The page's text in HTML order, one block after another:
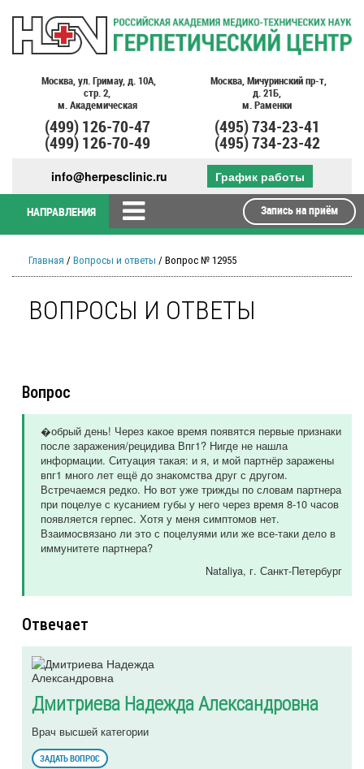
Москва, ул. Гримау, д. 10А,
стр. 2,
м. Академическая
(499)126-70-47
(499)126-70-49
Москва, Мичуринский пр-т,
д. 21Б,
м. Раменки
(495)734-23-41
(495)734-23-42
info@herpesclinic.ru График работы
НАПРАВЛЕНИЯ Запись на приём
Главная / Вопросы и ответы / Вопрос № 12955
ВОПРОСЫ И ОТВЕТЫ
Вопрос
�обрый день! Через какое время появятся первые признаки
после заражения/рецидива Впг1? Нигде не нашла
информации. Ситуация такая: и я, и мой партнёр заражены
впг1 много лет ещё до знакомства друг с другом.
Встречаемся редко. Но вот уже трижды по словам партнера
при поцелуе с кусанием губы у него через время 8-10 часов
появляется герпес. Хотя у меня симптомов нет.
Взаимосвязано ли это с поцелуями или же все-таки дело в
иммунитете партнера?
Nataliya, г. Санкт-Петербург
Отвечает
Дмитриева Надежда Александровна
Врач высшей категории
ЗАДАТЬ ВОПРОС